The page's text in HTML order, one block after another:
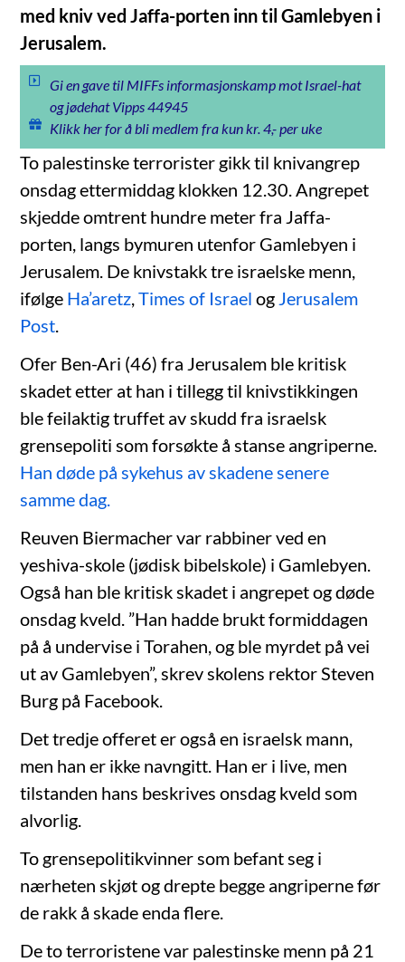
med kniv ved Jaffa-porten inn til Gamlebyen i
Jerusalem.
Gi en gave til MIFFs informasjonskamp mot Israel-hat
og jødehat Vipps 44945
Klikk her for å bli medlem fra kun kr. 4,- per uke
To palestinske terrorister gikk til knivangrep
onsdag ettermiddag klokken 12.30. Angrepet
skjedde omtrent hundre meter fra Jaffa-
porten, langs bymuren utenfor Gamlebyen i
Jerusalem. De knivstakk tre israelske menn,
ifølge Ha’aretz ,Times of Israel og Jerusalem
Post
Ofer Ben-Ari (46) fra Jerusalem ble kritisk
skadet etter at han i tillegg til knivstikkingen
ble feilaktig truffet av skudd fra israelsk
grensepoliti som forsøkte å stanse angriperne.
Han døde på sykehus av skadene senere
samme dag.
Reuven Biermacher var rabbiner ved en
yeshiva-skole (jødisk bibelskole) i Gamlebyen.
Også han ble kritisk skadet i angrepet og døde
onsdag kveld. ”Han hadde brukt formiddagen
på å undervise i Torahen, og ble myrdet på vei
ut av Gamlebyen”, skrev skolens rektor Steven
Burg på Facebook.
Det tredje offeret er også en israelsk mann,
men han er ikke navngitt. Han er i live, men
tilstanden hans beskrives onsdag kveld som
alvorlig.
To grensepolitikvinner som befant seg i
nærheten skjøt og drepte begge angriperne før
de rakk å skade enda flere.
De to terroristene var palestinske menn på 21